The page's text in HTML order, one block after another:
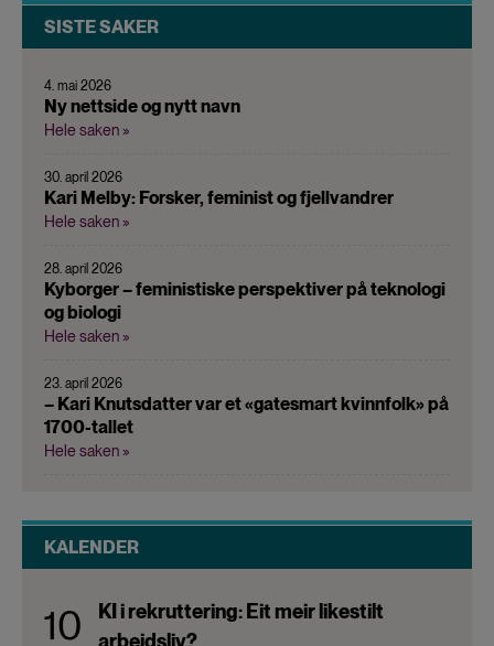
SISTE SAKER
4. mai 2026
Ny nettside og nytt navn
Hele saken »
30. april 2026
Kari Melby: Forsker, feminist og fjellvandrer
Hele saken »
28. april 2026
Kyborger – feministiske perspektiver på teknologi
og biologi
Hele saken »
23. april 2026
– Kari Knutsdatter var et «gatesmart kvinnfolk» på
1700-tallet
Hele saken »
KALENDER
10
KI i rekruttering: Eit meir likestilt
arbeidsliv?